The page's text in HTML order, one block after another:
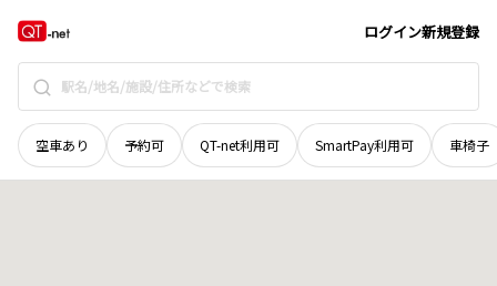
ログイン新規登録
空車あり 予約可 QT-net利用可 SmartPay利用可 車椅子
和歌山県